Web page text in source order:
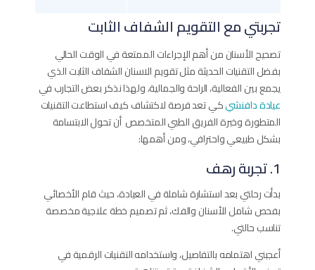
تجربتي مع التقويم الشفاف الثابت
تصحيح الأسنان من أهم الإجراءات الممتعة في الوقت الحالي
بفضل التقنيات الحديثة مثل تقويم الاسنان الشفاف الثابت​ الذي
يجمع بين الفعالية، الراحة والجمالية، ولهذا نذكر بعض التجارب في
عيادة دافنشيكي تعد فرصة لاكتشاف كيف استطاعت التقنيات
المتطورة وخبرة الفريق الطبي المتخصص أن تحول الابتسامة
بشكل طبيعي واحترافي، ومن أهمها:
1. تجربة رهف
بدأت رحلتي بعد استشارة شاملة في العيادة، حيث قام الأخصائي
بفحص شامل للأسنان والفك، ثم تصميم خطة علاجية مخصصة
تناسب حالتي.
أعجبني اهتمامه بالتفاصيل، واستخدامه التقنيات الرقمية في